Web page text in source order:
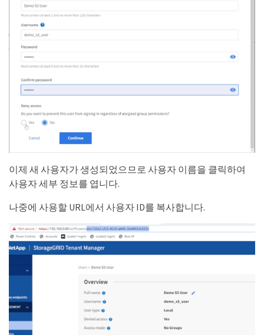
이제 새 사용자가 생성되었으므로 사용자 이름을 클릭하여
사용자 세부 정보를 엽니다.
나중에 사용할 URL에서 사용자 ID를 복사합니다.